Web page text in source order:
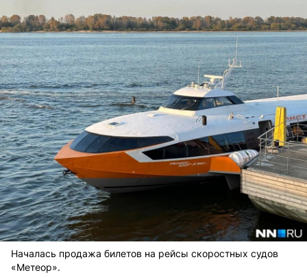
Началась продажа билетов на рейсы скоростных судов
«Метеор».